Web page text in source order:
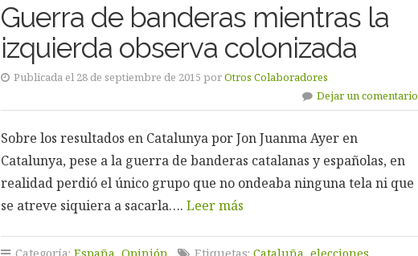
Guerra de banderas mientras la
izquierda observa colonizada
Publicada el 28 de septiembre de 2015 porOtros Colaboradores
Dejar un comentario
Sobre los resultados en Catalunya por Jon Juanma Ayer en
Catalunya, pese a la guerra de banderas catalanas y españolas, en
realidad perdió el único grupo que no ondeaba ninguna tela ni que
se atreve siquiera a sacarla…. Leer más